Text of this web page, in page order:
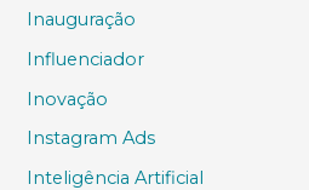
Inauguração
Influenciador
Inovação
Instagram Ads
Inteligência Artificial